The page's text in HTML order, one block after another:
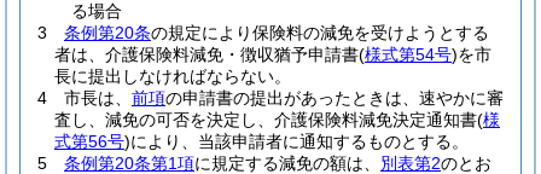
る場合
3
条例第20条の規定により保険料の減免を受けようとする
者は、介護保険料減免・徴収猶予申請書(様式第54号)を市
長に提出しなければならない。
4
市長は、 前項の申請書の提出があったときは、速やかに審
査し、減免の可否を決定し、介護保険料減免決定通知書(様
式第56号)により、当該申請者に通知するものとする。
5
条例第20条第1項に規定する減免の額は、 別表第2のとお